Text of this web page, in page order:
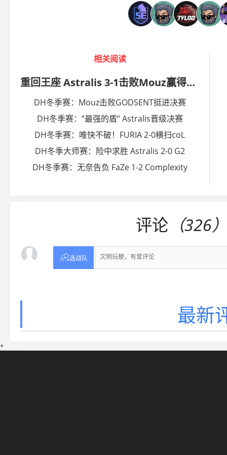
相关阅读
重回王座 Astralis 3-1击败Mouz赢得冠军
DH冬季赛：Mouz击败GODSENT挺进决赛
DH冬季赛：“最强的盾” Astralis晋级决赛
DH冬季赛：唯快不破！FURIA 2-0横扫coL
DH冬季大师赛：险中求胜 Astralis 2-0 G2
DH冬季赛：无奈告负 FaZe 1-2 Complexity
评论 （326
选战队
最新
+